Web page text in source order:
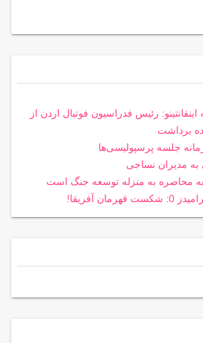
رئیس فدراسیون فوتبال اردن از
برداشت
جلسه پرسپولیسی‌ها
به مدیران نساجی
به محاصره به منزله توسعه جنگ است